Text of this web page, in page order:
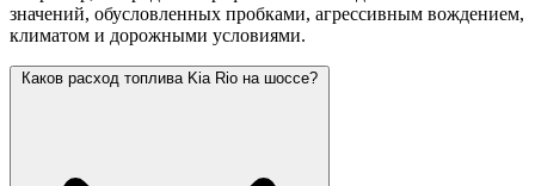
значений, обусловленных пробками, агрессивным вождением,
климатом и дорожными условиями.
Каков расход топлива Kia Rio на шоссе?